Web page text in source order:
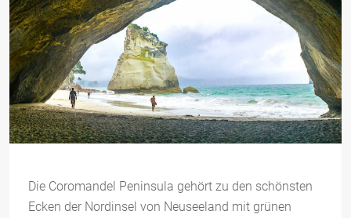
Die Coromandel Peninsula gehört zu den schönsten
Ecken der Nordinsel von Neuseeland mit grünen